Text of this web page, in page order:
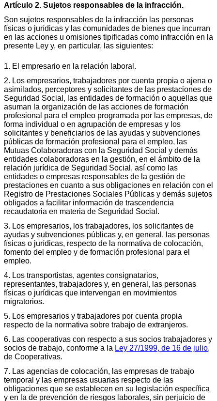
Artículo 2. Sujetos responsables de la infracción.
Son sujetos responsables de la infracción las personas
físicas o jurídicas y las comunidades de bienes que incurran
en las acciones u omisiones tipificadas como infracción en la
presente Ley y, en particular, las siguientes:
1. El empresario en la relación laboral.
2. Los empresarios, trabajadores por cuenta propia o ajena o
asimilados, perceptores y solicitantes de las prestaciones de
Seguridad Social, las entidades de formación o aquellas que
asuman la organización de las acciones de formación
profesional para el empleo programada por las empresas, de
forma individual o en agrupación de empresas y los
solicitantes y beneficiarios de las ayudas y subvenciones
públicas de formación profesional para el empleo, las
Mutuas Colaboradoras con la Seguridad Social y demás
entidades colaboradoras en la gestión, en el ámbito de la
relación jurídica de Seguridad Social, así como las
entidades o empresas responsables de la gestión de
prestaciones en cuanto a sus obligaciones en relación con el
Registro de Prestaciones Sociales Públicas y demás sujetos
obligados a facilitar información de trascendencia
recaudatoria en materia de Seguridad Social.
3. Los empresarios, los trabajadores, los solicitantes de
ayudas y subvenciones públicas y, en general, las personas
físicas o jurídicas, respecto de la normativa de colocación,
fomento del empleo y de formación profesional para el
empleo.
4. Los transportistas, agentes consignatarios,
representantes, trabajadores y, en general, las personas
físicas o jurídicas que intervengan en movimientos
migratorios.
5. Los empresarios y trabajadores por cuenta propia
respecto de la normativa sobre trabajo de extranjeros.
6. Las cooperativas con respecto a sus socios trabajadores y
socios de trabajo, conforme a la Ley 27/1999, de 16 de julio,
de Cooperativas.
7. Las agencias de colocación, las empresas de trabajo
temporal y las empresas usuarias respecto de las
obligaciones que se establecen en su legislación específica
y en la de prevención de riesgos laborales, sin perjuicio de